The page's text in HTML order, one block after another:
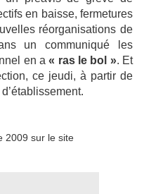
en baisse, fermetures
réorganisations de
un communiqué les
en a« ras le bol ». Et
ce jeudi, à partir de
2009 sur le site